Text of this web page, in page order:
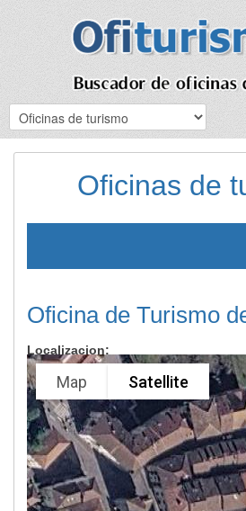
Oficinas de
Oficina de Turismo
Localizacion:
Map Satellite